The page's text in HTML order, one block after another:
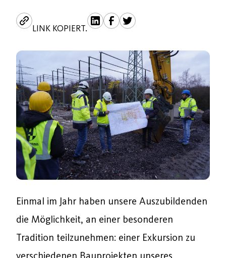
LINK KOPIERT.
Einmal im Jahr haben unsere Auszubildenden
die Möglichkeit, an einer besonderen
Tradition teilzunehmen: einer Exkursion zu
verschiedenen Bauprojekten unseres